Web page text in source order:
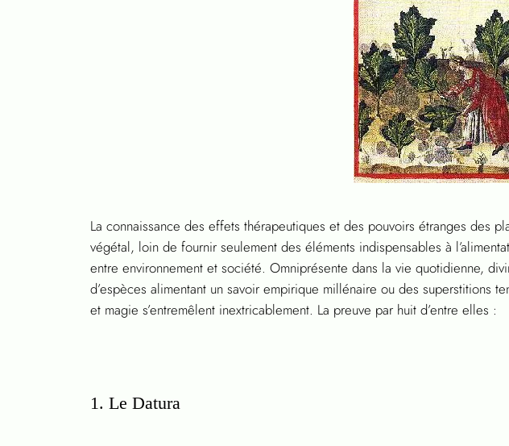
La connaissance des effets thérapeutiques et des pouvoirs étranges des
végétal, loin de fournir seulement des éléments indispensables à
entre environnement et société. Omniprésente dans la vie quotidienne,
d’espèces alimentant un savoir empirique millénaire ou des superstitions
et magie s’entremêlent inextricablement. La preuve par huit d’entre elles :
1. Le Datura